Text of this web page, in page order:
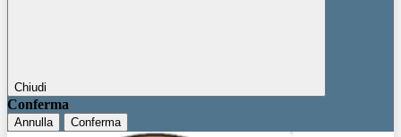
Chiudi
Conferma
Annulla Conferma